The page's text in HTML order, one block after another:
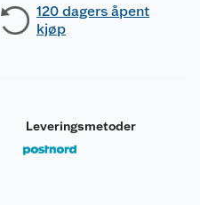
120 dagers åpent
kjøp
Leveringsmetoder